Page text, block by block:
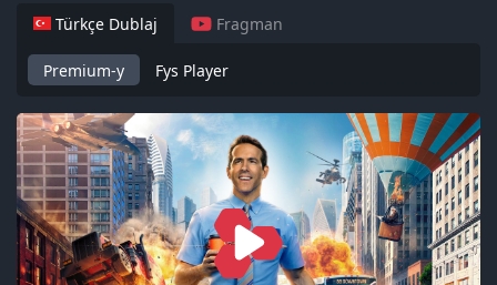
Türkçe Dublaj Fragman
Premium-y Fys Player